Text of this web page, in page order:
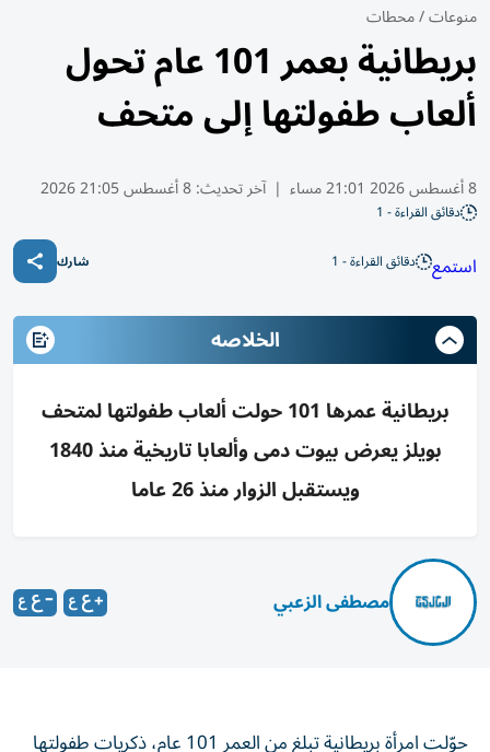
منوعات/محطات
بريطانية بعمر 101 عام تحول
ألعاب طفولتها إلى متحف
8 أغسطس 2026 21:01 مساء | آخر تحديث:8 أغسطس 21:05 2026
دقائق القراءة - 1
استمع دقائق القراءة - 1 شارك
الخلاصه
بريطانية عمرها 101 حولت ألعاب طفولتها لمتحف
بويلز يعرض بيوت دمى وألعابا تاريخية منذ 1840
ويستقبل الزوار منذ 26 عاما
مصطفى الزعبي
حوّلت امرأة بريطانية تبلغ من العمر 101 عام، ذكريات طفولتها